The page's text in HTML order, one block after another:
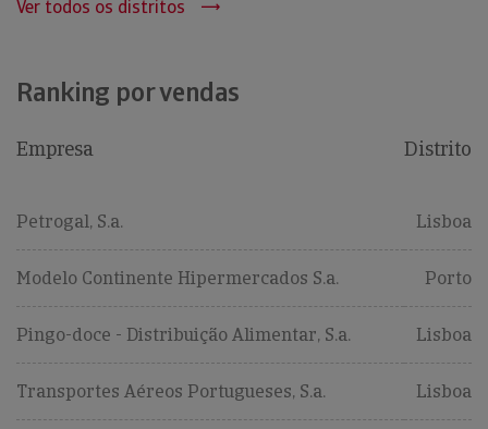
Ver todos os distritos
Ranking por vendas
Empresa Distrito
Petrogal, S.a. Lisboa
Modelo Continente Hipermercados S.a. Porto
Pingo-doce - Distribuição Alimentar, S.a. Lisboa
Transportes Aéreos Portugueses, S.a. Lisboa